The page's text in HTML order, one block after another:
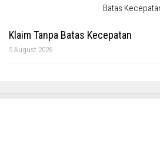
Klaim Tanpa Batas Kecepatan
5 August 2026